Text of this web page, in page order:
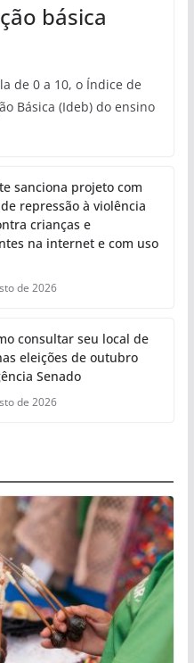
básica
de 0 a 10, o Índice de
Básica (Ideb) do ensino
sanciona projeto com
repressão à violência
crianças e
na internet e com uso
de 2026
consultar seu local de
eleições de outubro
Senado
de 2026